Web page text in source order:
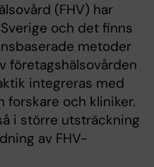
(FHV) har
och det finns
metoder
företagshälsovården
integreras med
forskare och kliniker.
i större utsträckning
av FHV-